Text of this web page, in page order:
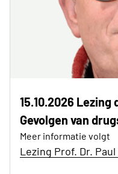
15.10.2026 Lezing
Gevolgen van
Meer informatie volgt
Lezing Prof. Dr. Paul